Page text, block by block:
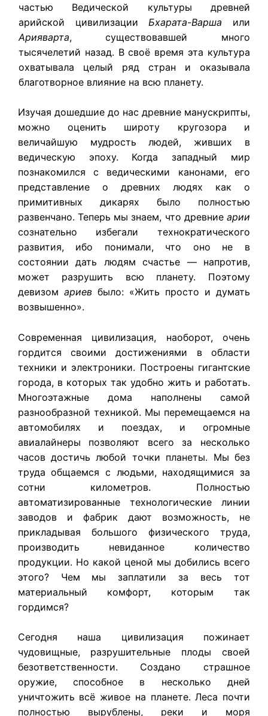
частью Ведической культуры древней
арийской цивилизации Бхарата-Варша или
Арияварта, существовавшей много
тысячелетий назад. В своё время эта культура
охватывала целый ряд стран и оказывала
благотворное влияние на всю планету.
Изучая дошедшие до нас древние манускрипты,
можно оценить широту кругозора и
величайшую мудрость людей, живших в
ведическую эпоху. Когда западный мир
познакомился с ведическими канонами, его
представление о древних людях как о
примитивных дикарях было полностью
развенчано. Теперь мы знаем, что древние арии
сознательно избегали технократического
развития, ибо понимали, что оно не в
состоянии дать людям счастье — напротив,
может разрушить всю планету. Поэтому
девизом ариевбыло: «Жить просто и думать
возвышенно».
Современная цивилизация, наоборот, очень
гордится своими достижениями в области
техники и электроники. Построены гигантские
города, в которых так удобно жить и работать.
Многоэтажные дома наполнены самой
разнообразной техникой. Мы перемещаемся на
автомобилях и поездах, и огромные
авиалайнеры позволяют всего за несколько
часов достичь любой точки планеты. Мы без
труда общаемся с людьми, находящимися за
сотни километров. Полностью
автоматизированные технологические линии
заводов и фабрик дают возможность, не
прикладывая большого физического труда,
производить невиданное количество
продукции. Но какой ценой мы добились всего
этого? Чем мы заплатили за весь тот
материальный комфорт, которым так
гордимся?
Сегодня наша цивилизация пожинает
чудовищные, разрушительные плоды своей
безответственности. Создано страшное
оружие, способное в несколько дней
уничтожить всё живое на планете. Леса почти
полностью вырублены, реки и моря